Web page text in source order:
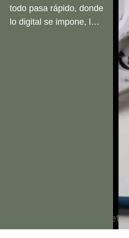
todo pasa rápido, donde
lo digital se impone, los